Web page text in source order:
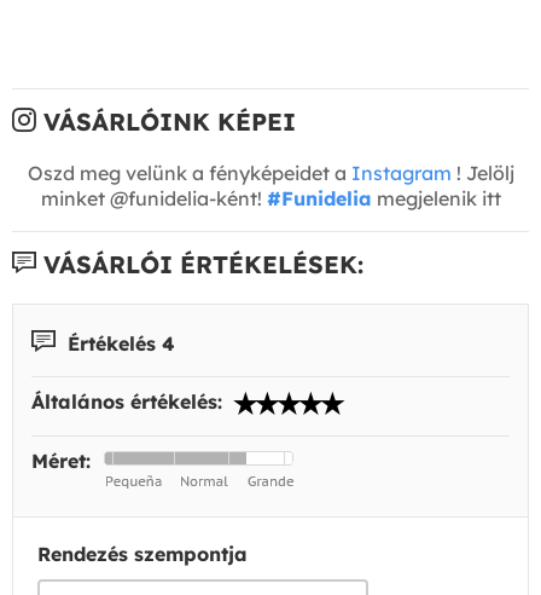
VÁSÁRLÓINK KÉPEI
Oszd meg velünk a fényképeidet a Instagram ! Jelölj
minket @funidelia-ként! #Funidelia megjelenik itt
VÁSÁRLÓI ÉRTÉKELÉSEK:
Értékelés 4
Általános értékelés:
Méret:
Rendezés szempontja